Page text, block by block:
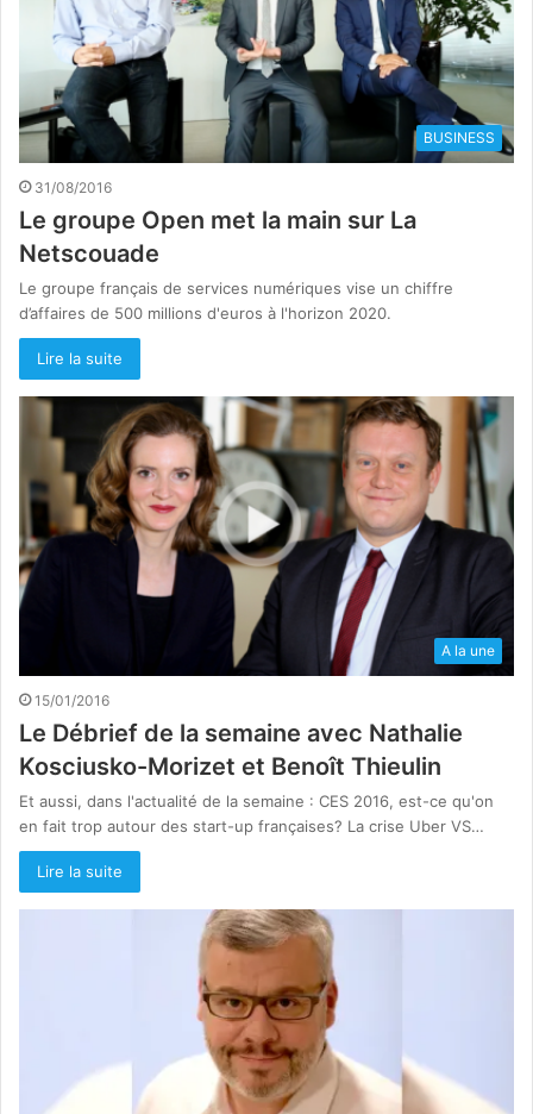
BUSINESS
31/08/2016
Le groupe Open met la main sur La
Netscouade
Le groupe français de services numériques vise un chiffre
d’affaires de 500 millions d'euros à l'horizon 2020.
Lire la suite
A la une
15/01/2016
Le Débrief de la semaine avec Nathalie
Kosciusko-Morizet et Benoît Thieulin
Et aussi, dans l'actualité de la semaine : CES 2016, est-ce qu'on
en fait trop autour des start-up françaises? La crise Uber VS…
Lire la suite